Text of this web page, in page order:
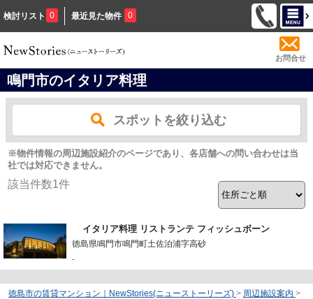
検討リスト 0 最近見た物件 0
お問合せ
鳴門市のイタリア料理
スポットを絞り込む
※物件情報の周辺施設紹介のページであり、各店舗への問い合わせは当
社では対応できません。
該当件数1件
イタリア料理 リストランテ フィッシュボーン
徳島県鳴門市鳴門町土佐泊浦字高砂
-
徳島市の賃貸マンション｜NewStories(ニューストーリーズ) > 周辺施設案内 >